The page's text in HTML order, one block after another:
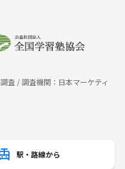
査 / 調査機関：日本マーケティ
駅・路線から